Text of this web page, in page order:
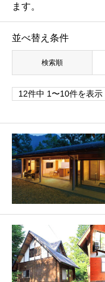
ます。
並べ替え条件
検索順
12件中 1〜10件を表示